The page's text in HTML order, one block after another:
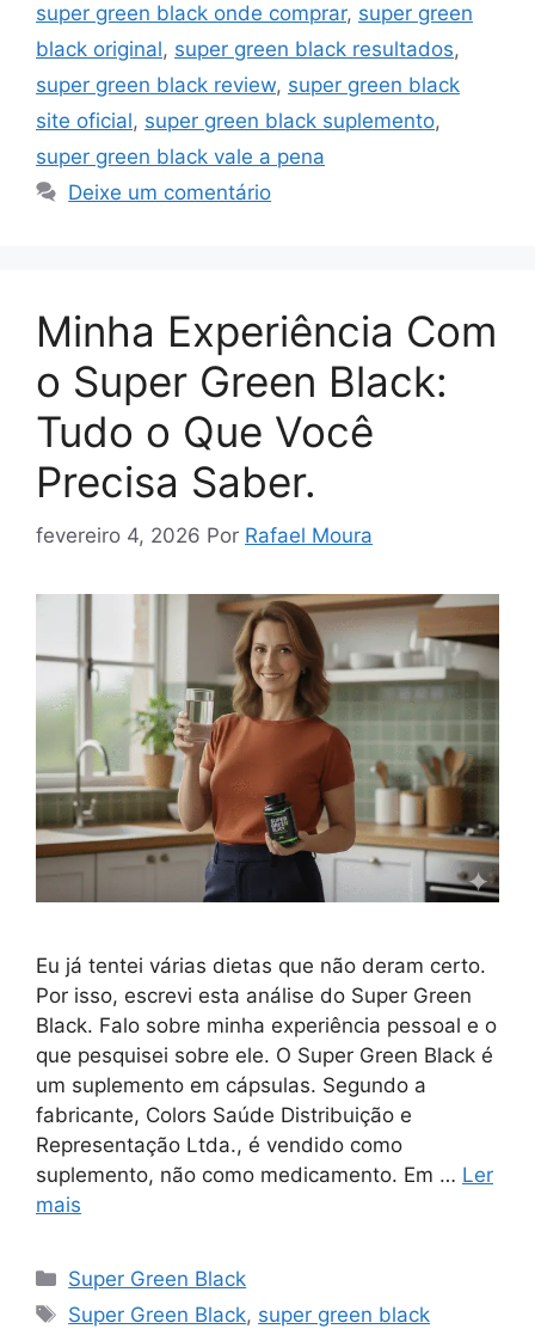
super green black onde comprar, super green
black original, super green black resultados,
super green black review, super green black
site oficial, super green black suplemento,
super green black vale a pena
Deixe um comentário
Minha Experiência Com
o Super Green Black:
Tudo o Que Você
Precisa Saber.
fevereiro 4, 2026 Por Rafael Moura
Eu já tentei várias dietas que não deram certo.
Por isso, escrevi esta análise do Super Green
Black. Falo sobre minha experiência pessoal e o
que pesquisei sobre ele. O Super Green Black é
um suplemento em cápsulas. Segundo a
fabricante, Colors Saúde Distribuição e
Representação Ltda., é vendido como
suplemento, não como medicamento. Em … Ler
mais
Categorias
Super Green Black
Tags
Super Green Black, super green black